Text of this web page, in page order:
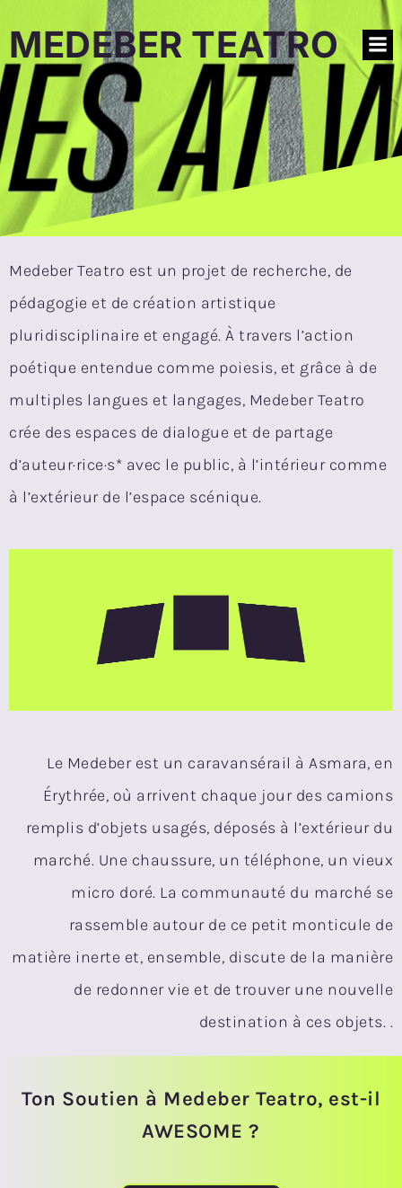
MEDEBER TEATRO
Medeber Teatro est un projet de recherche, de
pédagogie et de création artistique
pluridisciplinaire et engagé. À travers l’action
poétique entendue comme poiesis, et grâce à de
multiples langues et langages, Medeber Teatro
crée des espaces de dialogue et de partage
d’auteur·rice·s* avec le public, à l’intérieur comme
à l’extérieur de l’espace scénique.
Le Medeber est un caravansérail à Asmara, en
Érythrée, où arrivent chaque jour des camions
remplis d’objets usagés, déposés à l’extérieur du
marché. Une chaussure, un téléphone, un vieux
micro doré. La communauté du marché se
rassemble autour de ce petit monticule de
matière inerte et, ensemble, discute de la manière
de redonner vie et de trouver une nouvelle
destination à ces objets. .
Ton Soutien à Medeber Teatro, est-il
AWESOME ?